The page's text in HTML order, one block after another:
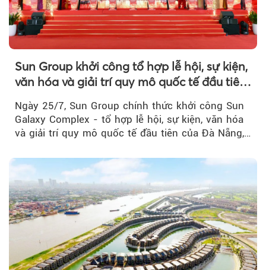
Sun Group khởi công tổ hợp lễ hội, sự kiện,
văn hóa và giải trí quy mô quốc tế đầu tiên
Ngày 25/7, Sun Group chính thức khởi công Sun
Galaxy Complex - tổ hợp lễ hội, sự kiện, văn hóa
và giải trí quy mô quốc tế đầu tiên của Đà Nẵng,…